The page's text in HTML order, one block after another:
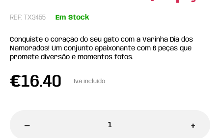
REF: TX3455 Em Stock
Conquiste o coração do seu gato com a Varinha Dia dos
Namorados! Um conjunto apaixonante com 6 peças que
promete diversão e momentos fofos.
€16.40 Iva incluído
- +